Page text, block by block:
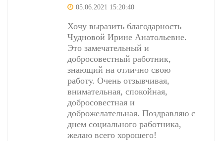
05.06.2021 15:20:40
Хочу выразить благодарность
Чудновой Ирине Анатольевне.
Это замечательный и
добросовестный работник,
знающий на отлично свою
работу. Очень отзывчивая,
внимательная, спокойная,
добросовестная и
доброжелательная. Поздравляю с
днем социального работника,
желаю всего хорошего!